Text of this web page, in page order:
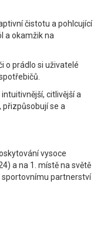
čistotu a pohlcující
a okamžik na
o prádlo si uživatelé
citlivější a
přizpůsobují se a
vysoce
a na 1. místě na světě
sportovnímu partnerství